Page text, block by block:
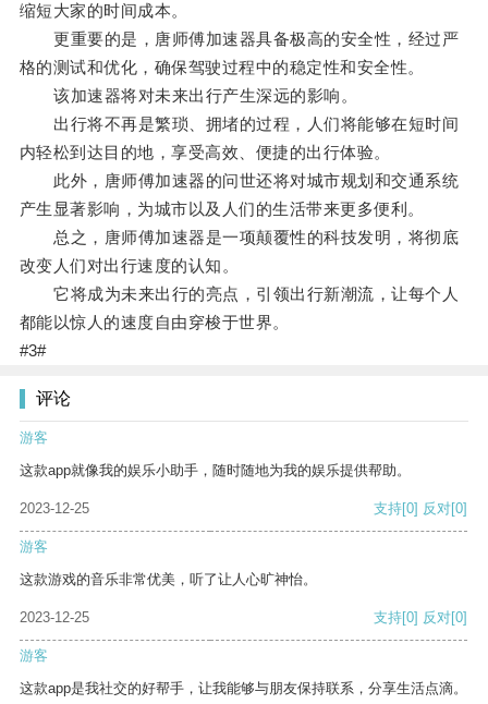
缩短大家的时间成本。
更重要的是，唐师傅加速器具备极高的安全性，经过严
格的测试和优化，确保驾驶过程中的稳定性和安全性。
该加速器将对未来出行产生深远的影响。
出行将不再是繁琐、拥堵的过程，人们将能够在短时间
内轻松到达目的地，享受高效、便捷的出行体验。
此外，唐师傅加速器的问世还将对城市规划和交通系统
产生显著影响，为城市以及人们的生活带来更多便利。
总之，唐师傅加速器是一项颠覆性的科技发明，将彻底
改变人们对出行速度的认知。
它将成为未来出行的亮点，引领出行新潮流，让每个人
都能以惊人的速度自由穿梭于世界。
#3#
评论
游客
这款app就像我的娱乐小助手，随时随地为我的娱乐提供帮助。
2023-12-25 支持[0] 反对[0]
游客
这款游戏的音乐非常优美，听了让人心旷神怡。
2023-12-25 支持[0] 反对[0]
游客
这款app是我社交的好帮手，让我能够与朋友保持联系，分享生活点滴。